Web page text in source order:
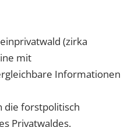
(zirka
mit
Informationen
die forstpolitisch
Privatwaldes.
die ausgewählten
des Benutzers